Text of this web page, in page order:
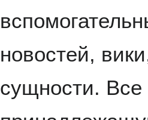
новостей,
сущности.